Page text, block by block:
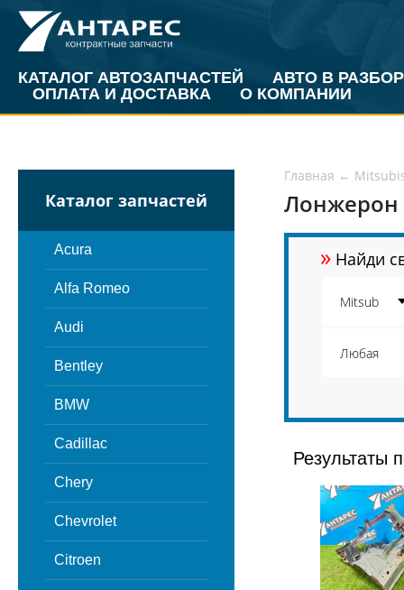
КАТАЛОГ АВТОЗАПЧАСТЕЙ
АВТО В РАЗБОР
ОПЛАТА И ДОСТАВКА
О КОМПАНИИ
Каталог запчастей
Acura
Alfa Romeo
Audi
Bentley
BMW
Cadillac
Chery
Chevrolet
Citroen
Главная ←
Лонжерон
» Найди
Результаты